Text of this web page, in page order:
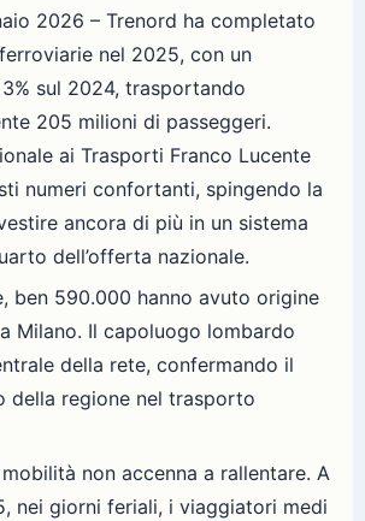
2026 – Trenord ha completato
nel 2025, con un
sul 2024, trasportando
205 milioni di passeggeri.
ai Trasporti Franco Lucente
numeri confortanti, spingendo la
ancora di più in un sistema
dell’offerta nazionale.
ben 590.000 hanno avuto origine
Milano. Il capoluogo lombardo
della rete, confermando il
della regione nel trasporto
non accenna a rallentare. A
nei giorni feriali, i viaggiatori medi